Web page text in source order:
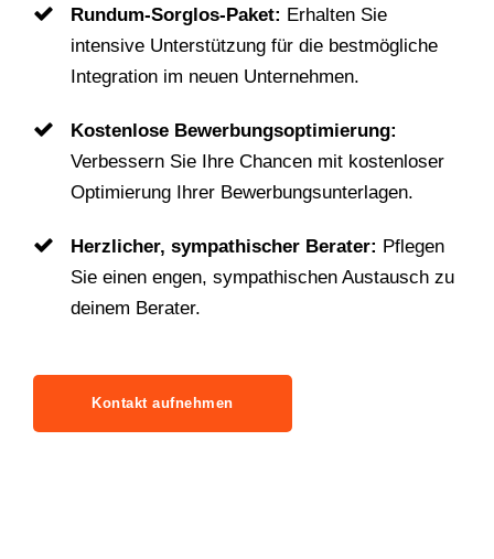
Rundum-Sorglos-Paket: Erhalten Sie
intensive Unterstützung für die bestmögliche
Integration im neuen Unternehmen.
Kostenlose Bewerbungsoptimierung:
Verbessern Sie Ihre Chancen mit kostenloser
Optimierung Ihrer Bewerbungsunterlagen.
Herzlicher, sympathischer Berater: Pflegen
Sie einen engen, sympathischen Austausch zu
deinem Berater.
Kontakt aufnehmen